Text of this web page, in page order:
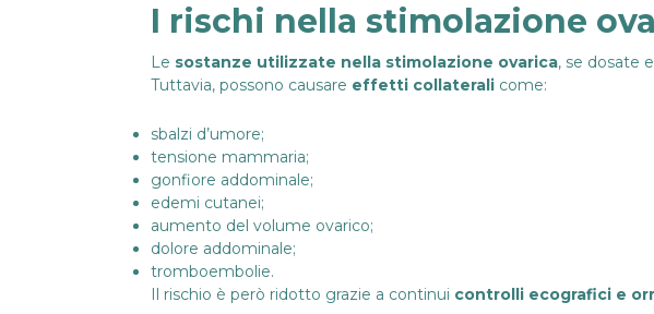
I rischi nella stimolazione
Le sostanze utilizzate nella stimolazione ovarica, se dosate
Tuttavia, possono causare effetti collaterali come:
sbalzi d’umore;
tensione mammaria;
gonfiore addominale;
edemi cutanei;
aumento del volume ovarico;
dolore addominale;
tromboembolie.
Il rischio è però ridotto grazie a continui controlli ecografici e